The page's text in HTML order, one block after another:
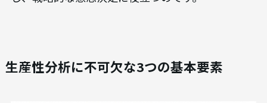
生産性分析に不可欠な3つの基本要素